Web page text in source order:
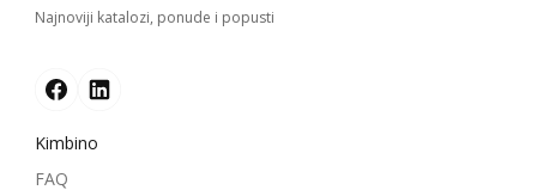
Najnoviji katalozi, ponude i popusti
Kimbino
FAQ